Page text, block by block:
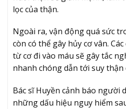
lọc của thận.
Ngoài ra, vận động quá sức
còn có thể gây hủy cơ vân.
từ cơ đi vào máu sẽ gây tắc
nhanh chóng dẫn tới suy thận
Bác sĩ Huyền cảnh báo người
những dấu hiệu nguy hiểm